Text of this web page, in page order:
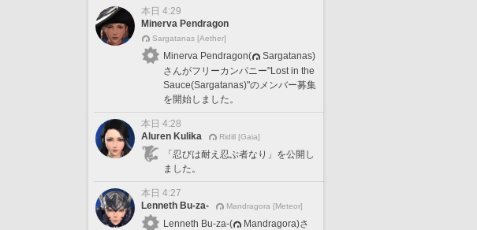
本日 4:29
Minerva Pendragon
Sargatanas [Aether]
Minerva Pendragon(
Sargatanas)
さんがフリーカンパニー"Lost in the
Sauce(Sargatanas)"のメンバー募集
を開始しました。
本日 4:28
Aluren Kulika
Ridill [Gaia]
「忍びは耐え忍ぶ者なり」を公開し
ました。
本日 4:27
Lenneth Bu-za-
Mandragora [Meteor]
Lenneth Bu-za-(
Mandragora)さ